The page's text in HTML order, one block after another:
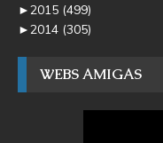
►2015 (499)
►2014 (305)
WEBS AMIGAS